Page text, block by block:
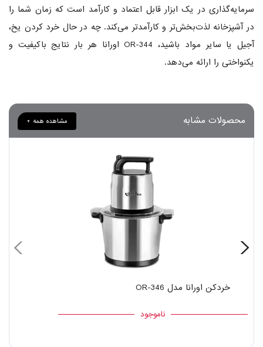
سرمایه‌گذاری در یک ابزار قابل اعتماد و کارآمد است که زمان شما را
در آشپزخانه لذت‌بخش‌تر و کارآمدتر می‌کند. چه در حال خرد کردن یخ،
آجیل یا سایر مواد باشید، OR-344 اورانا هر بار نتایج باکیفیت و
یکنواختی را ارائه می‌دهد.
محصولات مشابه مشاهده همه +
خردکن اورانا مدل OR-346
ناموجود